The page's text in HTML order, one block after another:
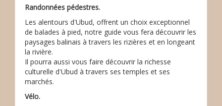
Randonnées pédestres.
Les alentours d'Ubud, offrent un choix exceptionnel
de balades à pied, notre guide vous fera découvrir les
paysages balinais à travers les rizières et en longeant
la rivière.
Il pourra aussi vous faire découvrir la richesse
culturelle d'Ubud à travers ses temples et ses
marchés.
Vélo.